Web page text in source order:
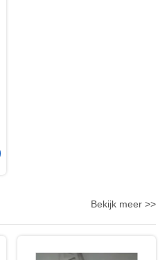
Bekijk meer >>